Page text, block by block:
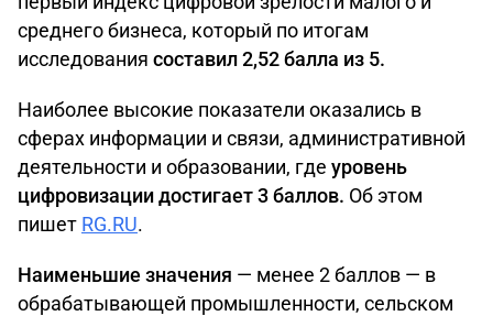
среднего бизнеса, который по итогам
исследования составил 2,52 балла из 5.
Наиболее высокие показатели оказались в
сферах информации и связи, административной
деятельности и образовании, где уровень
цифровизации достигает 3 баллов. Об этом
пишет RG.RU.
Наименьшие значения — менее 2 баллов — в
обрабатывающей промышленности, сельском